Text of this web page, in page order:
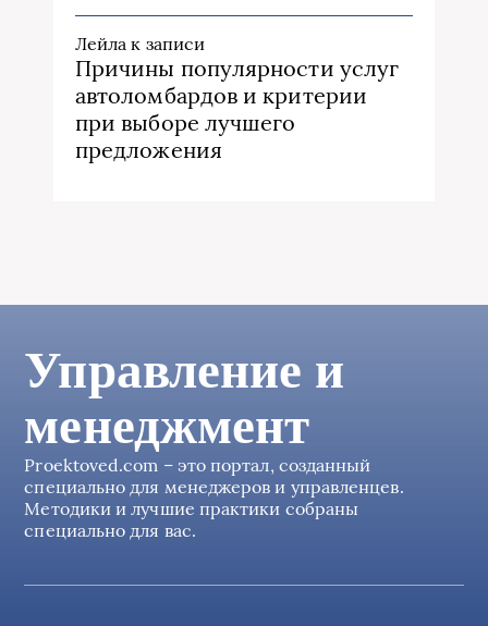
Лейла к записи
Причины популярности услуг
автоломбардов и критерии
при выборе лучшего
предложения
Управление и
менеджмент
Proektoved.com – это портал, созданный
специально для менеджеров и управленцев.
Методики и лучшие практики собраны
специально для вас.